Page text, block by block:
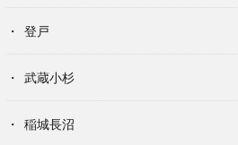
登戸
武蔵小杉
稲城長沼